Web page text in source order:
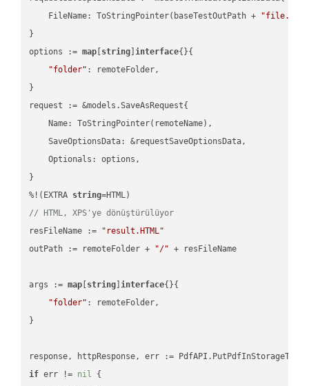
    FileName: ToStringPointer(baseTestOutPath +
"file.PDF"
}
options := map string ]interface{}{
"folder" : remoteFolder,
}
request := &models.SaveAsRequest{
    Name: ToStringPointer(remoteName),
    SaveOptionsData: &requestSaveOptionsData,
    Optionals: options,
}
%!(EXTRA string
// HTML, XPS'ye dönüştürülüyor
resFileName :=
"result.HTML"
outPath := remoteFolder +
"/" + resFileName
args := map string ]interface{}{
"folder" : remoteFolder,
}
if err != nil {